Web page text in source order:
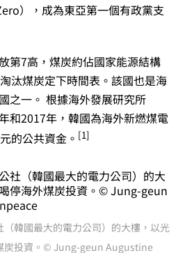
），成為東亞第一個有政黨支
第7高，煤炭約佔國家能源結構
汰煤炭定下時間表。該國也是海
之一。 根據海外發展研究所
和2017年，韓國為海外新燃煤電
的公共資金。 [1]
韓國最大的電力公司）的大樓，以光
炭投資。© Jung-geun Augustine